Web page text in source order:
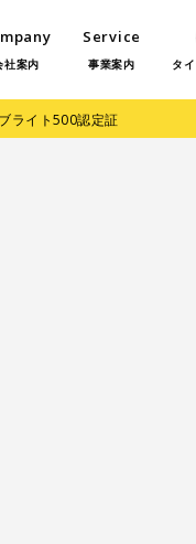
社案内
Service
事業案内 タ
ライト500認定証